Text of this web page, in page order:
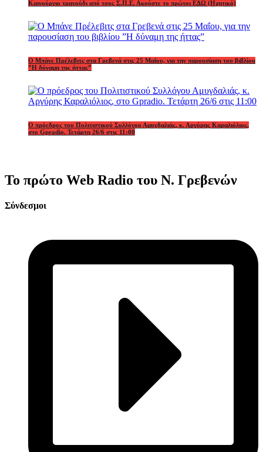
Καινούργιο τραγούδι από τους Σ.Π.Ε. Ακούστε το πρώτοι ΕΔΩ (Ηχητικό)
Ο Μπάνε Πρέλεβιτς στα Γρεβενά στις 25 Μαΐου, για την παρουσίαση του βιβλίου
”Η δύναμη της ήττας”
Ο πρόεδρος του Πολιτιστικού Συλλόγου Αμυγδαλιάς, κ. Αργύρης Καραλιόλιος,
στο Gpradio. Τετάρτη 26/6 στις 11:00
Το πρώτο Web Radio του Ν. Γρεβενών
Σύνδεσμοι